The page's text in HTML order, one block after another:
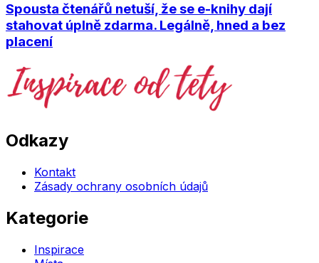
Spousta čtenářů netuší, že se e-knihy dají
stahovat úplně zdarma. Legálně, hned a bez
placení
Odkazy
Kontakt
Zásady ochrany osobních údajů
Kategorie
Inspirace